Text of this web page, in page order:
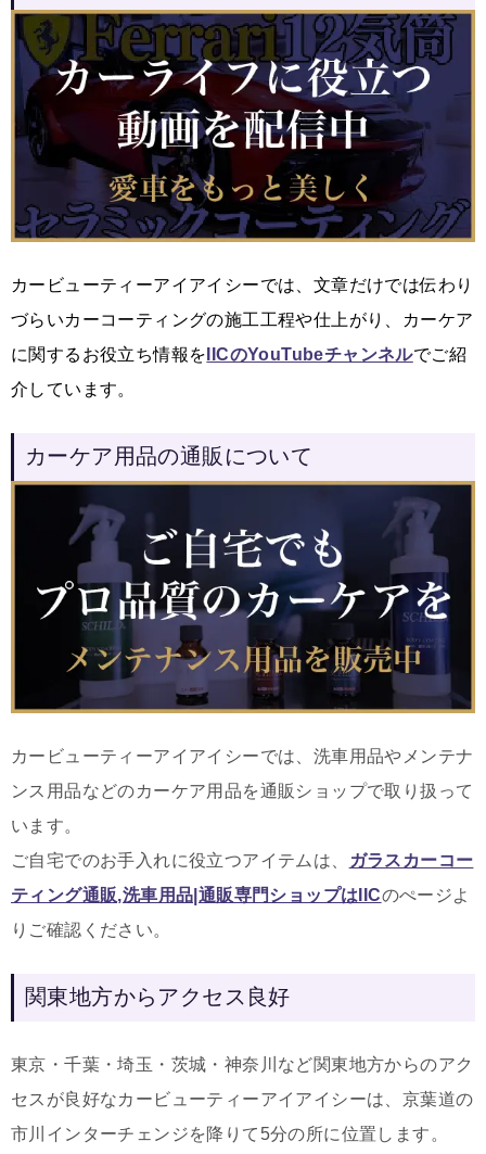
カービューティーアイアイシーでは、文章だけでは伝わり
づらいカーコーティングの施工工程や仕上がり、カーケア
に関するお役立ち情報を IICのYouTubeチャンネルでご紹
介しています。
カーケア用品の通販について
カービューティーアイアイシーでは、洗車用品やメンテナ
ンス用品などのカーケア用品を通販ショップで取り扱って
います。
ご自宅でのお手入れに役立つアイテムは
ガラスカーコー
ティング通販,洗車用品|通販専門ショップはIICのぺージよ
りご確認ください。
関東地方からアクセス良好
東京・千葉・埼玉・茨城・神奈川など関東地方からのアク
セスが良好なカービューティーアイアイシーは、京葉道の
市川インターチェンジを降りて5分の所に位置します。